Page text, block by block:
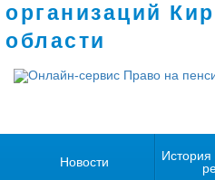
организаций
области
Новости